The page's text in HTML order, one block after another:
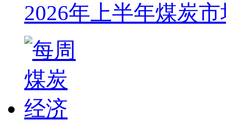
2026年上半年煤炭